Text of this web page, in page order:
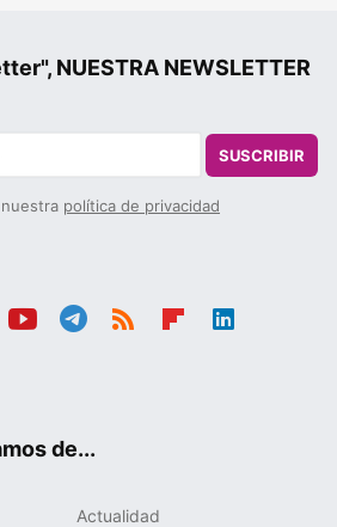
NUESTRA NEWSLETTER
SUSCRIBIR
política de privacidad
de...
Actualidad